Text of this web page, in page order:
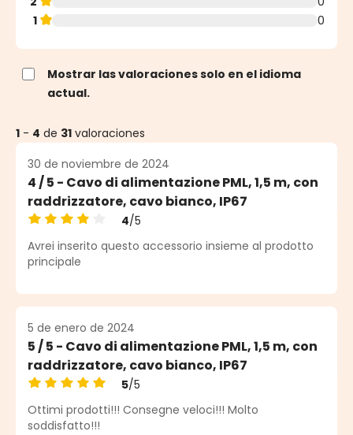
1
0
Mostrar las valoraciones solo en el idioma
actual.
1 - 4 de 31 valoraciones
30 de noviembre de 2024
4 / 5 - Cavo di alimentazione PML, 1,5 m, con
raddrizzatore, cavo bianco, IP67
Calificación promedio de 4 de 5 estrellas
4/5
Avrei inserito questo accessorio insieme al prodotto
principale
5 de enero de 2024
5 / 5 - Cavo di alimentazione PML, 1,5 m, con
raddrizzatore, cavo bianco, IP67
Calificación promedio de 5 de 5 estrellas
5/5
Ottimi prodotti!!! Consegne veloci!!! Molto
soddisfatto!!!